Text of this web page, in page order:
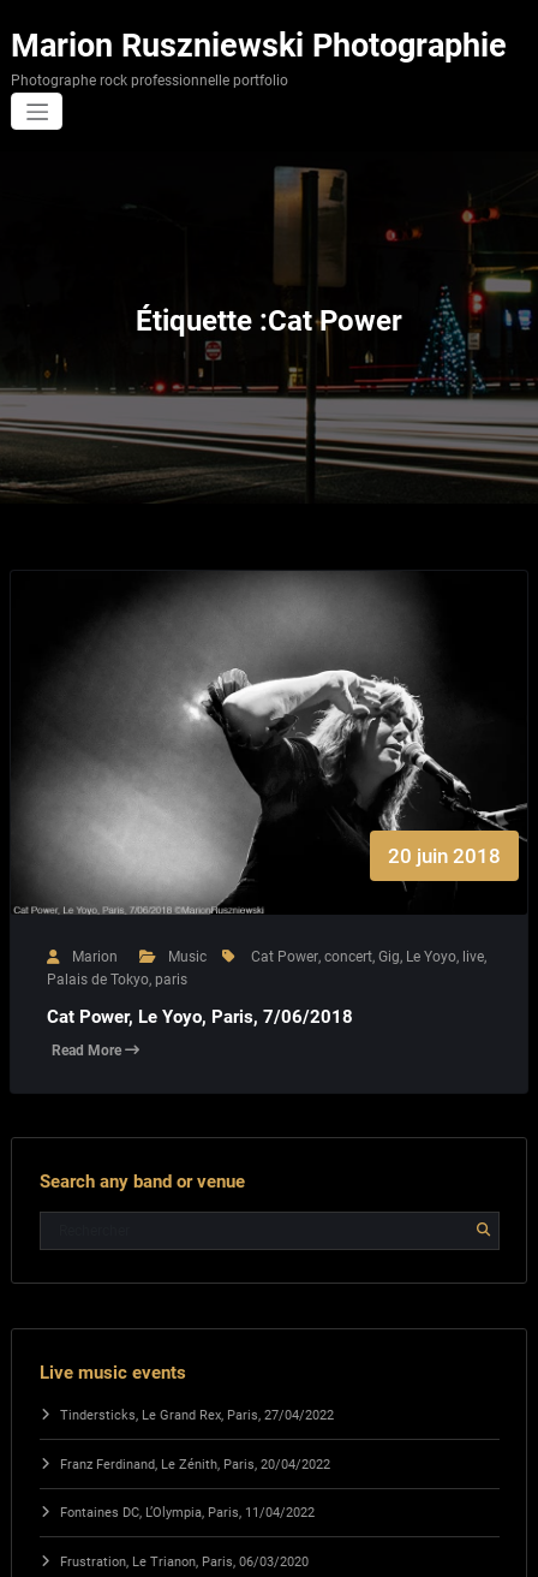
au
contenu
Marion Ruszniewski Photographie
Photographe rock professionnelle portfolio
Étiquette :Cat Power
20 juin 2018
Marion Music Cat Power, concert, Gig, Le Yoyo, live,
Palais de Tokyo, paris
Cat Power, Le Yoyo, Paris, 7/06/2018
Read More
Search any band or venue
Live music events
Tindersticks, Le Grand Rex, Paris, 27/04/2022
Franz Ferdinand, Le Zénith, Paris, 20/04/2022
Fontaines DC, L’Olympia, Paris, 11/04/2022
Frustration, Le Trianon, Paris, 06/03/2020